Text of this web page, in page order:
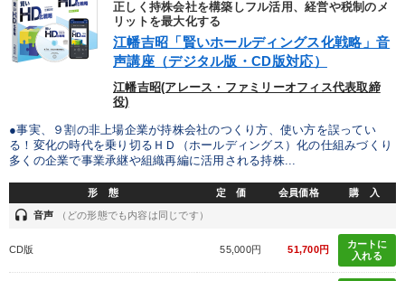
正しく持株会社を構築しフル活用、経営や税制のメ
リットを最大化する
江幡吉昭「賢いホールディングス化戦略」音
声講座（デジタル版・CD版対応）
江幡吉昭(アレース・ファミリーオフィス代表取締
役)
●事実、９割の非上場企業が持株会社のつくり方、使い方を誤ってい
る！変化の時代を乗り切るＨＤ（ホールディングス）化の仕組みづくり
多くの企業で事業承継や組織再編に活用される持株...
形 態 定 価 会員価格 購 入
headset 音声 （どの形態でも内容は同じです）
CD版 55,000円 51,700円
カートに
入れる